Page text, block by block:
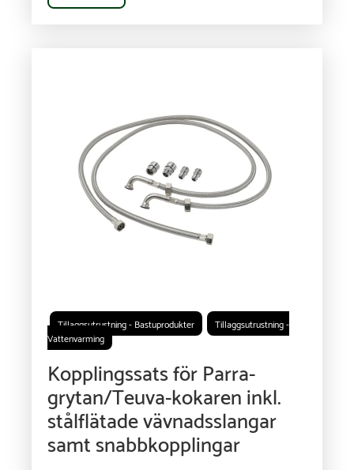
Tillaggsutrustning - Bastuprodukter
Tillaggsutrustning -
Vattenvarming
Kopplingssats för Parra-
grytan/Teuva-kokaren inkl.
stålflätade vävnadsslangar
samt snabbkopplingar